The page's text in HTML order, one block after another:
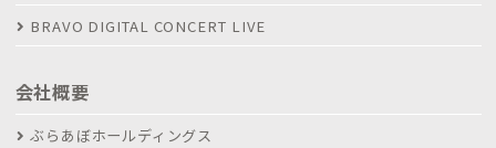
BRAVO DIGITAL CONCERT LIVE
会社概要
ぶらあぼホールディングス